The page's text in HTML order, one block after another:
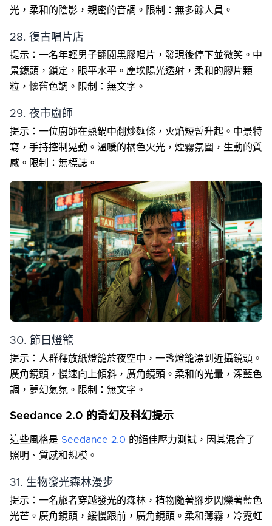
光，柔和的陰影，親密的音調。限制：無多餘人員。
28. 復古唱片店
提示：一名年輕男子翻閱黑膠唱片，發現後停下並微笑。中
景鏡頭，鎖定，眼平水平。塵埃陽光透射，柔和的膠片顆
粒，懷舊色調。限制：無文字。
29. 夜市廚師
提示：一位廚師在熱鍋中翻炒麵條，火焰短暫升起。中景特
寫，手持控制晃動。溫暖的橘色火光，煙霧氛圍，生動的質
感。限制：無標誌。
30. 節日燈籠
提示：人群釋放紙燈籠於夜空中，一盞燈籠漂到近攝鏡頭。
廣角鏡頭，慢速向上傾斜，廣角鏡頭。柔和的光暈，深藍色
調，夢幻氣氛。限制：無文字。
Seedance 2.0 的奇幻及科幻提示
這些風格是 Seedance 2.0 的絕佳壓力測試，因其混合了
照明、質感和規模。
31. 生物發光森林漫步
提示：一名旅者穿越發光的森林，植物隨著腳步閃爍著藍色
光芒。廣角鏡頭，緩慢跟前，廣角鏡頭。柔和薄霧，冷霓虹